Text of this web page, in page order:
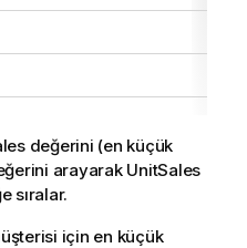
değerini (en küçük
arayarak UnitSales
sıralar.
için en küçük